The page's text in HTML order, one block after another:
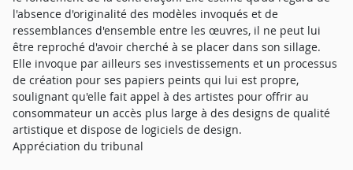
l'absence d'originalité des modèles invoqués et de
ressemblances d'ensemble entre les œuvres, il ne peut lui
être reproché d'avoir cherché à se placer dans son sillage.
Elle invoque par ailleurs ses investissements et un processus
de création pour ses papiers peints qui lui est propre,
soulignant qu'elle fait appel à des artistes pour offrir au
consommateur un accès plus large à des designs de qualité
artistique et dispose de logiciels de design.
Appréciation du tribunal